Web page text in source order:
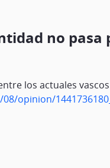
no pasa
los actuales
opinion/